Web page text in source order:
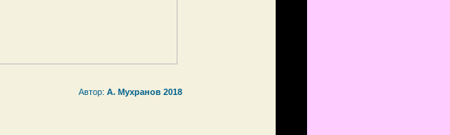
Автор: А. Мухранов 2018